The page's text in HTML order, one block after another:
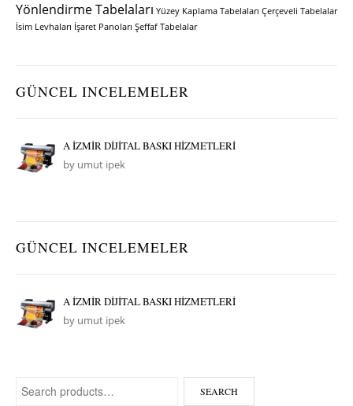
Yönlendirme Tabelaları Yüzey Kaplama Tabelaları Çerçeveli Tabelalar
İsim Levhaları İşaret Panoları Şeffaf Tabelalar
GÜNCEL INCELEMELER
A İZMİR DİJİTAL BASKI HİZMETLERİ
by umut ipek
GÜNCEL INCELEMELER
A İZMİR DİJİTAL BASKI HİZMETLERİ
by umut ipek
Search for: SEARCH